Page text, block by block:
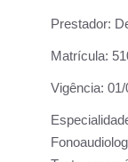
Prestador:
Matrícula:
Vigência: 01/